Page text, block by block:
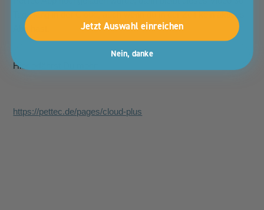
Tage lang in der Cloud, auch wenn du in der Zeit kein aktives
Abo hast.
Hier erfährst Du mehr:
https://pettec.de/pages/cloud-plus
Jetzt Auswahl einreichen
Nein, danke